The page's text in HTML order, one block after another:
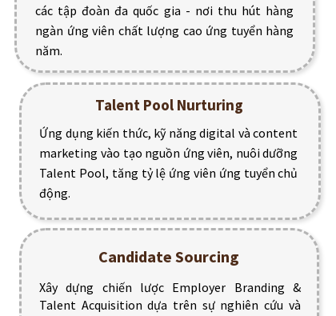
các tập đoàn đa quốc gia - nơi thu hút hàng
ngàn ứng viên chất lượng cao ứng tuyển hàng
năm.
Ứng dụng kiến thức, kỹ năng digital và content
marketing vào tạo nguồn ứng viên, nuôi dưỡng
Talent Pool, tăng tỷ lệ ứng viên ứng tuyển chủ
động.
Talent Pool Nurturing
Xây dựng chiến lược Employer Branding &
Talent Acquisition dựa trên sự nghiên cứu và
Candidate Sourcing